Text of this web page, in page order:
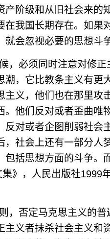
产阶级和从旧社会来的
在我国长期存在。如果
会忽视必要的思想斗
必须同时注意对修正
潮，它比教条主义有更
义，他们也在那里攻
。他们反对或者歪曲唯
反对或者企图削弱社会
，社会上还有一部分人
包括思想方面的斗争。
》，人民出版社1999
否定马克思主义的普
主义者抹杀社会主义和